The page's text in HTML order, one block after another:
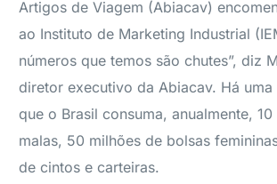
Artigos de Viagem (Abiacav)
ao Instituto de Marketing Industrial
números que temos são chutes”, diz
diretor executivo da Abiacav. Há
que o Brasil consuma, anualmente,
malas, 50 milhões de bolsas
de cintos e carteiras.